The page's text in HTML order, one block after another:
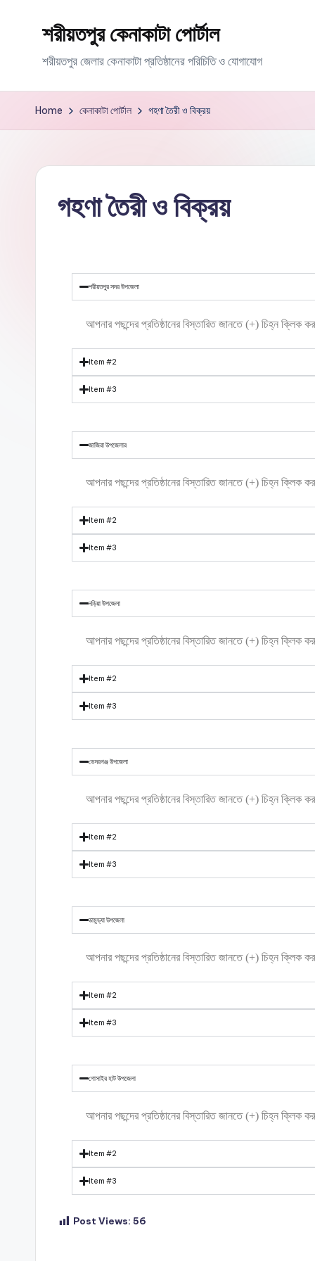
শরীয়তপুর কেনাকাটা পোর্টাল
শরীয়তপুর জেলার কেনাকাটা প্রতিষ্ঠানের পরিচিতি ও যোগাযোগ
Home কেনাকাটা পোর্টাল গহণা তৈরী ও বিক্রয়
গহণা তৈরী ও বিক্রয়
শরীয়তপুর সদর উপজেলা
আপনার পছন্দের প্রতিষ্ঠানের বিস্তারিত জানতে (+) চিহ্ন ক্লিক
Item #2
Item #3
জাজিরা উপজেলার
আপনার পছন্দের প্রতিষ্ঠানের বিস্তারিত জানতে (+) চিহ্ন ক্লিক
Item #2
Item #3
নড়িয়া উপজেলা
আপনার পছন্দের প্রতিষ্ঠানের বিস্তারিত জানতে (+) চিহ্ন ক্লিক
Item #2
Item #3
ভেদরগঞ্জ উপজেলা
আপনার পছন্দের প্রতিষ্ঠানের বিস্তারিত জানতে (+) চিহ্ন ক্লিক
Item #2
Item #3
ডামুড্যা উপজেলা
আপনার পছন্দের প্রতিষ্ঠানের বিস্তারিত জানতে (+) চিহ্ন ক্লিক
Item #2
Item #3
গোসাইর হাট উপজেলা
আপনার পছন্দের প্রতিষ্ঠানের বিস্তারিত জানতে (+) চিহ্ন ক্লিক
Item #2
Item #3
Post Views: 56